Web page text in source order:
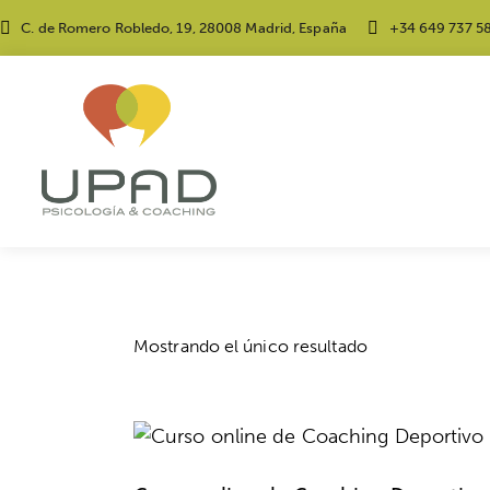
C. de Romero Robledo, 19, 28008 Madrid, España +34 649 737
Mostrando el único resultado